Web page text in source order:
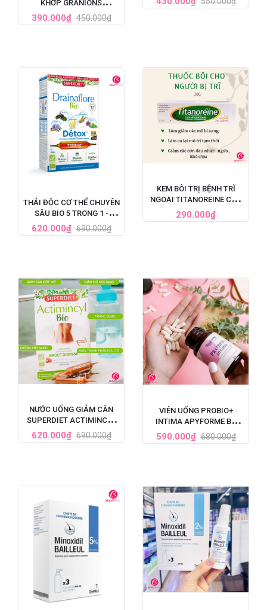
KHỚP GRANIONS
CHONDROSTEO
ARTICULATIONS CỦA
390.000₫ 450.000₫
60 VIÊN
THẢI ĐỘC CƠ THỂ CHUYÊN
SÂU BIO 5 TRONG 1 -
SUPERDIET DRAINAFLORE
BIO DÉTOX
620.000₫ 690.000₫
KEM BÔI TRỊ BỆNH TRĨ
NGOẠI TITANOREINE CỦA
PHÁP 20G - GIẢM ĐAU
HIỆU QUẢ NHANH CHÓNG
290.000₫
NƯỚC UỐNG GIẢM CÂN
SUPERDIET ACTIMINCYL
BIO ĐỐT MỠ ĐA TẦNG CỦA
PHÁP
620.000₫ 690.000₫
VIÊN UỐNG PROBIO+
INTIMA APYFORME BỔ
SUNG LỢI KHUẨN VÙNG KÍN
60 VIÊN CỦA PHÁP
590.000₫ 680.000₫